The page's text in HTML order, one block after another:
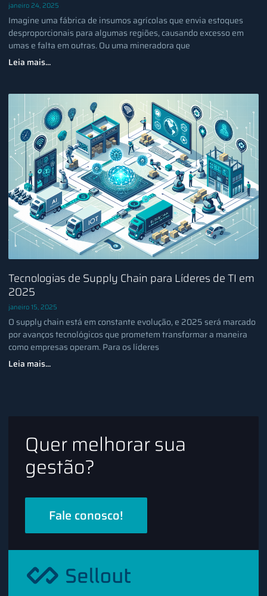
janeiro 24, 2025
Imagine uma fábrica de insumos agrícolas que envia estoques
desproporcionais para algumas regiões, causando excesso em
umas e falta em outras. Ou uma mineradora que
Leia mais...
Tecnologias de Supply Chain para Líderes de TI em
2025
janeiro 15, 2025
O supply chain está em constante evolução, e 2025 será marcado
por avanços tecnológicos que prometem transformar a maneira
como empresas operam. Para os líderes
Leia mais...
Quer melhorar sua
gestão?
Fale conosco!